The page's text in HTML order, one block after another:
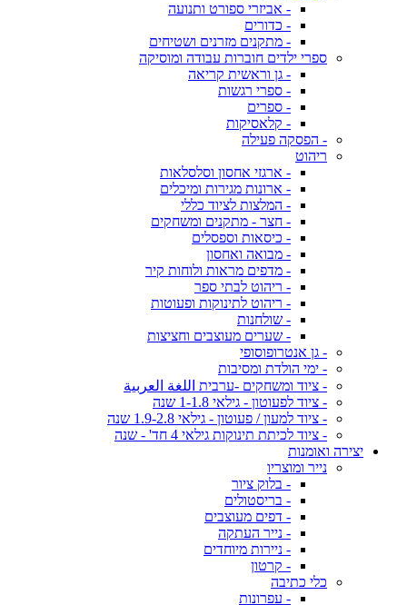
- אביזרי ספורט ותנועה
- כדורים
- מתקנים מזרנים ושטיחים
ספרי ילדים חוברות עבודה ומוסיקה
- גן וראשית קריאה
- ספרי רגשות
- ספרים
- קלאסיקות
- הפסקה פעילה
ריהוט
- ארגזי אחסון וסלסלאות
- ארונות מגירות ומיכלים
- המלצות לציוד כללי
- חצר - מתקנים ומשחקים
- כיסאות וספסלים
- מבואה ואחסון
- מדפים מראות ולוחות קיר
- ריהוט לבתי ספר
- ריהוט לתינוקות ופעוטות
- שולחנות
- שערים מעוצבים וחציצות
- גן אנטרופוסופי
- ימי הולדת ומסיבות
- ציוד ומשחקים -ערבית اللغة العربية
- ציוד לפעוטון - גילאי 1-1.8 שנה
- ציוד למעון / פעוטון - גילאי 1.9-2.8 שנה
- ציוד לכיתת תינוקות גילאי 4 חד' - שנה
יצירה ואומנות
נייר ומוצריו
- בלוק ציור
- בריסטולים
- דפים מעוצבים
- נייר העתקה
- ניירות מיוחדים
- קרטון
כלי כתיבה
- עפרונות